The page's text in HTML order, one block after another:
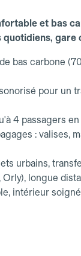
et bas
gare
bas carbone
pour un
4 passagers
: valises,
urbains,
longue
intérieur soigné